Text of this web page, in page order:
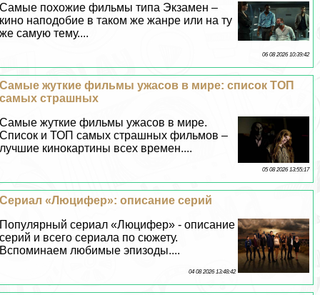
Самые похожие фильмы типа Экзамен –
кино наподобие в таком же жанре или на ту
же самую тему....
06 08 2026 10:39:42
Самые жуткие фильмы ужасов в мире: список ТОП
самых страшных
Самые жуткие фильмы ужасов в мире.
Список и ТОП самых страшных фильмов –
лучшие кинокартины всех времен....
05 08 2026 13:55:17
Сериал «Люцифер»: описание серий
Популярный сериал «Люцифер» - описание
серий и всего сериала по сюжету.
Вспоминаем любимые эпизоды....
04 08 2026 13:48:42